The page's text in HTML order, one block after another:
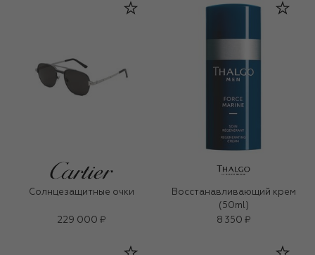
Солнцезащитные очки
229 000 ₽
Восстанавливающий крем
(50ml)
8 350 ₽